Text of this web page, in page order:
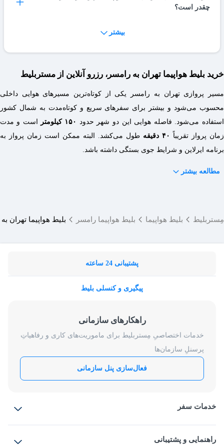
15 تا 25 کیلوگرم است.
چقدر است؟
درباره جریمه کنسلی مسیر تهران رامسر عدد ثابتی وجود ندارد،
فرمایید.
چطور میتوان بلیط هواپیما تهران رامسر رزرو کرد؟
با انتخاب مسیر تهران رامسر و جستجو در مستر بلیط، میتوانید از
لیست بلیط ها انتخاب کرده و پس از پرداخت صندلی مدنظر رزرو
میشود.
بیشتر
خرید بلیط هواپیما تهران به رامسر، رزرو آنلاین از مستربلیط
مسیر پروازی تهران به رامسر یکی از کوتاه‌ترین مسیرهای هوایی داخلی
محسوب می‌شود و بیشتر برای سفرهای سریع و کوتاه‌مدت به شمال کشور
استفاده می‌شود. فاصله هوایی این دو شهر حدود
۱۵۰ کیلومتر
است و مدت
زمان پرواز تقریباً
۴۰ دقیقه
طول می‌کشد. البته ممکن است زمان پرواز به
برنامه ایرلاین و شرایط جوی بستگی داشته باشد.
مطالعه بیشتر
مِستربلیط بلیط هواپیما بلیط هواپیما رامسر بلیط هواپیما تهران
پشتیبانی 24 ساعته
پیگیری و کنسلی بلیط
راهکارهای سازمانی
خدمات اختصاصیِ مِستربلیط برای ماموریت‌های کاری و رفاهیاتِ
پرسنلِ سازمان‌ها
فعال‌سازی پنل سازمانی
خدمات سفر
بلیط قطار
راهنمایی و پشتیبانی